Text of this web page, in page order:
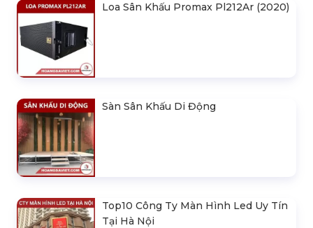
Loa Sân Khấu Promax Pl212Ar (2020)
Sàn Sân Khấu Di Động
Top10 Công Ty Màn Hình Led Uy Tín
Tại Hà Nội